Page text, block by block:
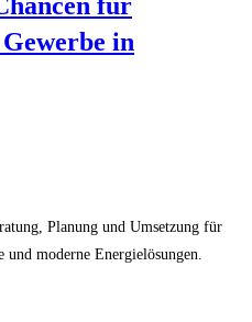
in
Planung und Umsetzung für
moderne Energielösungen.